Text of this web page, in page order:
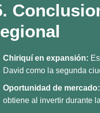
Chiriquí en expansión:
David como la segunda
Oportunidad de mercado:
obtiene al invertir durante